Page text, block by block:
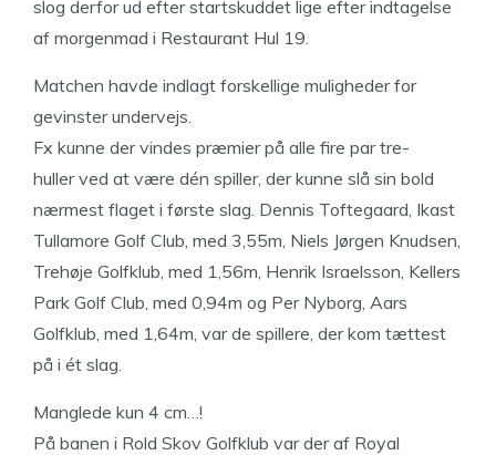
slog derfor ud efter startskuddet lige efter indtagelse
af morgenmad i Restaurant Hul 19.
Matchen havde indlagt forskellige muligheder for
gevinster undervejs.
Fx kunne der vindes præmier på alle fire par tre-
huller ved at være dén spiller, der kunne slå sin bold
nærmest flaget i første slag. Dennis Toftegaard, Ikast
Tullamore Golf Club, med 3,55m, Niels Jørgen Knudsen,
Trehøje Golfklub, med 1,56m, Henrik Israelsson, Kellers
Park Golf Club, med 0,94m og Per Nyborg, Aars
Golfklub, med 1,64m, var de spillere, der kom tættest
på i ét slag.
Manglede kun 4 cm…!
På banen i Rold Skov Golfklub var der af Royal